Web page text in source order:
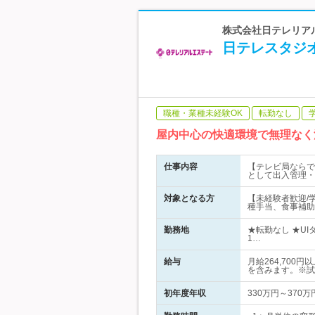
株式会社日テレリ
日テレスタジ
職種・業種未経験OK 転勤なし
屋内中心の快適環境で無理な
仕事内容
【テレビ局なら
として出入管理
対象となる方
【未経験者歓迎
種手当、食事補
勤務地
★転勤なし ★UIタ
1…
給与
月給264,700円
を含みます。※
初年度年収 330万円～370万